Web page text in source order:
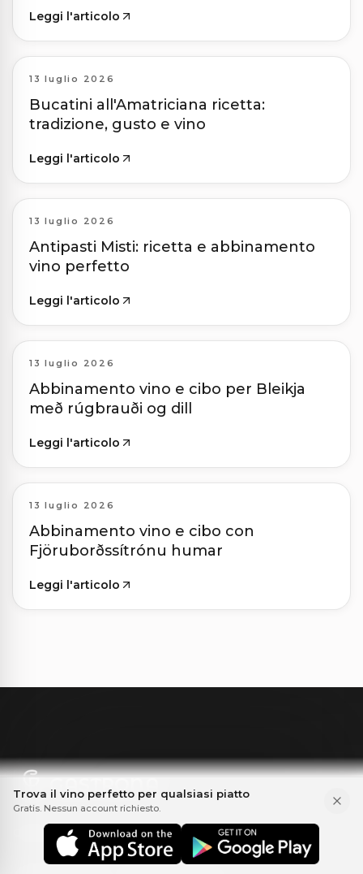
Leggi l'articolo
13 luglio 2026
Bucatini all'Amatriciana ricetta:
tradizione, gusto e vino
Leggi l'articolo
13 luglio 2026
Antipasti Misti: ricetta e abbinamento
vino perfetto
Leggi l'articolo
13 luglio 2026
Abbinamento vino e cibo per Bleikja
með rúgbrauði og dill
Leggi l'articolo
13 luglio 2026
Abbinamento vino e cibo con
Fjöruborðssítrónu humar
Leggi l'articolo
GASTRONA
Gastrona ti aiuta a trovare il vino giusto per il cibo.
Trova il vino perfetto per qualsiasi piatto
Gratis. Nessun account richiesto.